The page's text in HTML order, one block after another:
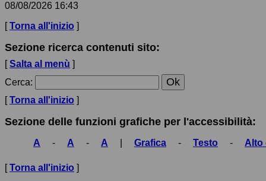
08/08/2026 16:43
[Torna all'inizio ]
Sezione ricerca contenuti sito:
[Salta al menù ]
Cerca:
[Torna all'inizio ]
Sezione delle funzioni grafiche per l'accessibilità:
A - A - A Grafica - Testo - Alto
[Torna all'inizio ]